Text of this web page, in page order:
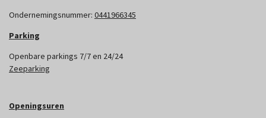
Ondernemingsnummer: 0441966345
Parking
Openbare parkings 7/7 en 24/24
Zeeparking
Openingsuren